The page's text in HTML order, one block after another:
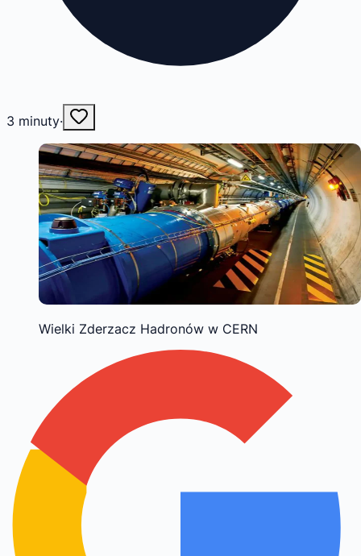
3 minuty·
Wielki Zderzacz Hadronów w CERN